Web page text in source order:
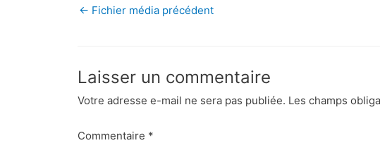
← Fichier média précédent
Laisser un commentaire
Votre adresse e-mail ne sera pas publiée. Les champs
Commentaire *